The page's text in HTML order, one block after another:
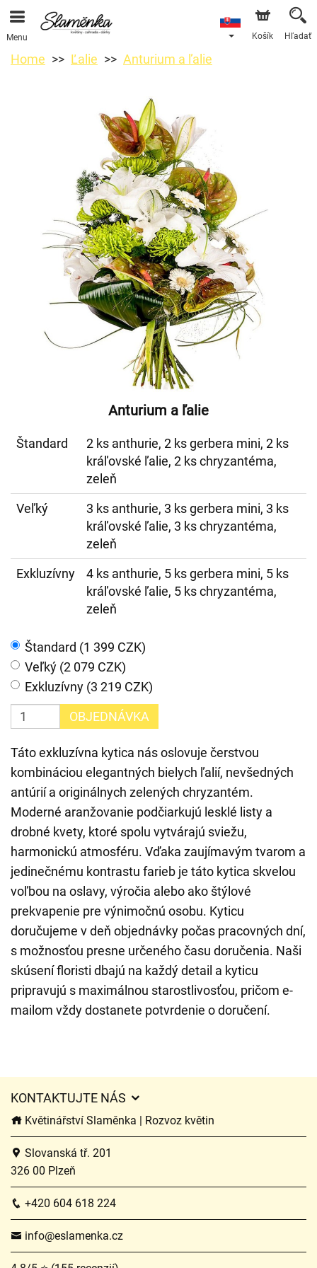
Menu Košík Hľadať
Home Ľalie Anturium a ľalie
Anturium a ľalie
Štandard
2 ks anthurie, 2 ks gerbera mini, 2 ks
kráľovské ľalie, 2 ks chryzantéma,
zeleň
Veľký
3 ks anthurie, 3 ks gerbera mini, 3 ks
kráľovské ľalie, 3 ks chryzantéma,
zeleň
Exkluzívny
4 ks anthurie, 5 ks gerbera mini, 5 ks
kráľovské ľalie, 5 ks chryzantéma,
zeleň
Štandard (1 399 CZK)
Veľký (2 079 CZK)
Exkluzívny (3 219 CZK)
OBJEDNÁVKA
Táto exkluzívna kytica nás oslovuje čerstvou
kombináciou elegantných bielych ľalií, nevšedných
antúrií a originálnych zelených chryzantém.
Moderné aranžovanie podčiarkujú lesklé listy a
drobné kvety, ktoré spolu vytvárajú sviežu,
harmonickú atmosféru. Vďaka zaujímavým tvarom a
jedinečnému kontrastu farieb je táto kytica skvelou
voľbou na oslavy, výročia alebo ako štýlové
prekvapenie pre výnimočnú osobu. Kyticu
doručujeme v deň objednávky počas pracovných dní,
s možnosťou presne určeného času doručenia. Naši
skúsení floristi dbajú na každý detail a kyticu
pripravujú s maximálnou starostlivosťou, pričom e-
mailom vždy dostanete potvrdenie o doručení.
KONTAKTUJTE NÁS
Květinářství Slaměnka | Rozvoz květin
Slovanská tř. 201
326 00 Plzeň
+420 604 618 224
info@eslamenka.cz